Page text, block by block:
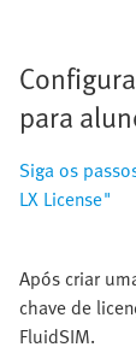
para
Siga os
LX License"
Após criar
chave de
FluidSIM.